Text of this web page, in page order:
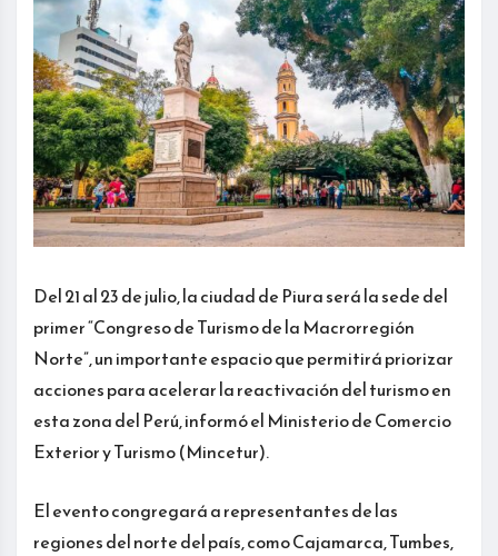
Del 21 al 23 de julio, la ciudad de Piura será la sede del
primer “Congreso de Turismo de la Macrorregión
Norte”, un importante espacio que permitirá priorizar
acciones para acelerar la reactivación del turismo en
esta zona del Perú, informó el Ministerio de Comercio
Exterior y Turismo (Mincetur).
El evento congregará a representantes de las
regiones del norte del país, como Cajamarca, Tumbes,